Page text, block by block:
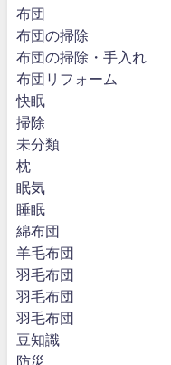
布団
布団の掃除
布団の掃除・手入れ
布団リフォーム
快眠
掃除
未分類
枕
眠気
睡眠
綿布団
羊毛布団
羽毛布団
羽毛布団
羽毛布団
豆知識
防災